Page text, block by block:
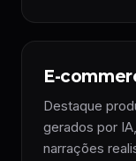
E-
Destaque
gerados por
narrações